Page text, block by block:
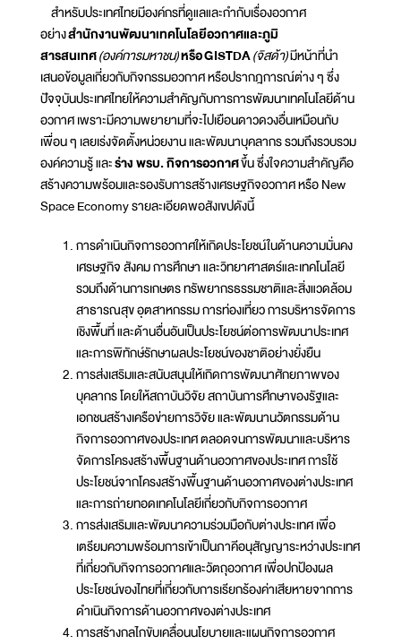
สำหรับประเทศไทยมีองค์กรที่ดูแลและกำกับเรื่องอวกาศ
อย่างสำนักงานพัฒนาเทคโนโลยีอวกาศและภูมิ
สารสนเทศ(องค์การมหาชน)หรือGISTDA(จิสด้า)มีหน้าที่นำ
เสนอข้อมูลเกี่ยวกับกิจกรรมอวกาศ หรือปรากฎการณ์ต่าง ๆ ซึ่ง
ปัจจุบันประเทศไทยให้ความสำคัญกับการการพัฒนาเทคโนโลยีด้าน
อวกาศ เพราะมีความพยายามที่จะไปเยือนดาวดวงอื่นเหมือนกับ
เพื่อน ๆ เลยเร่งจัดตั้งหน่วยงาน และพัฒนาบุคลากร รวมถึงรวบรวม
องค์ความรู้ และร่าง พรบ. กิจการอวกาศขึ้น ซึ่งใจความสำคัญคือ
สร้างความพร้อมและรองรับการสร้างเศรษฐกิจอวกาศ หรือ New
Space Economy รายละเอียดพอสังเขปดังนี้
การดำเนินกิจการอวกาศให้เกิดประโยชน์ในด้านความมั่นคง
เศรษฐกิจ สังคม การศึกษา และวิทยาศาสตร์และเทคโนโลยี
รวมถึงด้านการเกษตร ทรัพยากรธรรมชาติและสิ่งแวดล้อม
สาธารณสุข อุตสาหกรรม การท่องเที่ยว การบริหารจัดการ
เชิงพื้นที่ และด้านอื่นอันเป็นประโยชน์ต่อการพัฒนาประเทศ
และการพิทักษ์รักษาผลประโยชน์ของชาติอย่างยั่งยืน
การส่งเสริมและสนับสนุนให้เกิดการพัฒนาศักยภาพของ
บุคลากร โดยให้สถาบันวิจัย สถาบันการศึกษาของรัฐและ
เอกชนสร้างเครือข่ายการวิจัย และพัฒนานวัตกรรมด้าน
กิจการอวกาศของประเทศ ตลอดจนการพัฒนาและบริหาร
จัดการโครงสร้างพื้นฐานด้านอวกาศของประเทศ การใช้
ประโยชน์จากโครงสร้างพื้นฐานด้านอวกาศของต่างประเทศ
และการถ่ายทอดเทคโนโลยีเกี่ยวกับกิจการอวกาศ
การส่งเสริมและพัฒนาความร่วมมือกับต่างประเทศ เพื่อ
เตรียมความพร้อมการเข้าเป็นภาคีอนุสัญญาระหว่างประเทศ
ที่เกี่ยวกับกิจการอวกาศและวัตถุอวกาศ เพื่อปกป้องผล
ประโยชน์ของไทยที่เกี่ยวกับการเรียกร้องค่าเสียหายจากการ
ดำเนินกิจการด้านอวกาศของต่างประเทศ
การสร้างกลไกขับเคลื่อนนโยบายและแผนกิจการอวกาศ